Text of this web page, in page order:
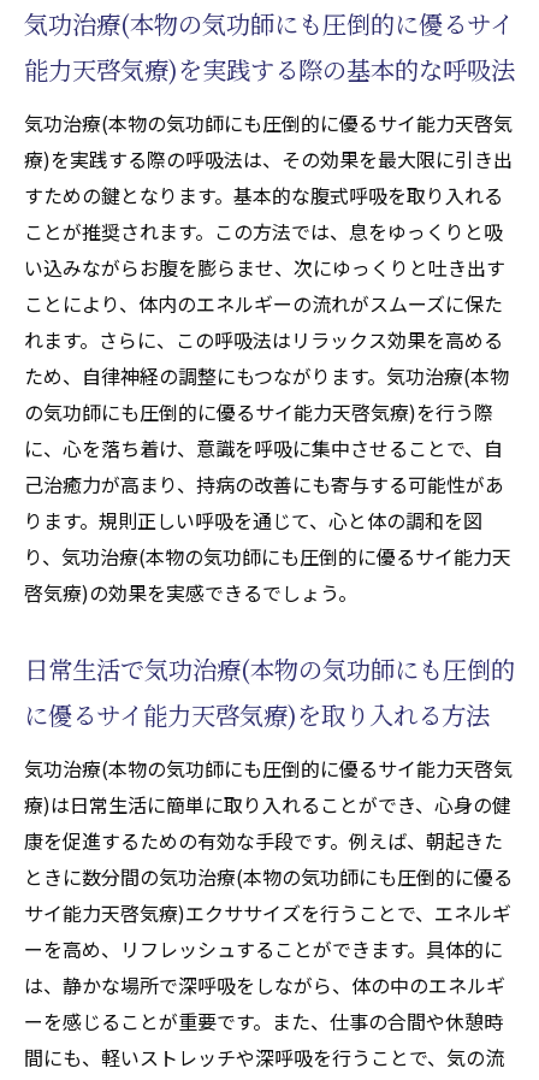
で活性化するクンダリニーの活用法
気功治療(本物の気功師にも圧倒的に優るサ
イ能力天啓気療)とチャクラ調整の組み合わ
せの効果
気功治療(本物の気功師にも圧倒的に優るサイ能
力天啓気療)を活用した自己治癒力の高め方とそ
の効果
自己治癒力とは？気功治療(本物の気功師に
も圧倒的に優るサイ能力天啓気療)で高める
方法
気功治療(本物の気功師にも圧倒的に優るサ
イ能力天啓気療)と自然治癒力の関係を解説
実践事例から見る気功治療(本物の気功師に
も圧倒的に優るサイ能力天啓気療)の効果
病気を寛解させるための気功治療(本物の気
功師にも圧倒的に優るサイ能力天啓気療)の
気功治療(本物の気功師にも圧倒的に優るサ
イ能力天啓気療)の効果を最大化するための
心得
自己治癒力を高めるための気功治療(本物の
気功師にも圧倒的に優るサイ能力天啓気療)
のステップ
自律神経の乱れに有効な気功治療(本物の気功師
にも圧倒的に優るサイ能力天啓気療)法で健康を
取り戻す
自律神経の乱れがもたらす影響とは
自律神経を整えるための気功治療(本物の気
気功治療(本物の気功師にも圧倒的に優るサイ
能力天啓気療)を実践する際の基本的な呼吸法
気功治療(本物の気功師にも圧倒的に優るサイ能力天啓気
療)を実践する際の呼吸法は、その効果を最大限に引き出
すための鍵となります。基本的な腹式呼吸を取り入れる
ことが推奨されます。この方法では、息をゆっくりと吸
い込みながらお腹を膨らませ、次にゆっくりと吐き出す
ことにより、体内のエネルギーの流れがスムーズに保た
れます。さらに、この呼吸法はリラックス効果を高める
ため、自律神経の調整にもつながります。気功治療(本物
の気功師にも圧倒的に優るサイ能力天啓気療)を行う際
に、心を落ち着け、意識を呼吸に集中させることで、自
己治癒力が高まり、持病の改善にも寄与する可能性があ
ります。規則正しい呼吸を通じて、心と体の調和を図
り、気功治療(本物の気功師にも圧倒的に優るサイ能力天
啓気療)の効果を実感できるでしょう。
日常生活で気功治療(本物の気功師にも圧倒的
に優るサイ能力天啓気療)を取り入れる方法
気功治療(本物の気功師にも圧倒的に優るサイ能力天啓気
療)は日常生活に簡単に取り入れることができ、心身の健
康を促進するための有効な手段です。例えば、朝起きた
ときに数分間の気功治療(本物の気功師にも圧倒的に優る
サイ能力天啓気療)エクササイズを行うことで、エネルギ
ーを高め、リフレッシュすることができます。具体的に
は、静かな場所で深呼吸をしながら、体の中のエネルギ
ーを感じることが重要です。また、仕事の合間や休憩時
間にも、軽いストレッチや深呼吸を行うことで、気の流